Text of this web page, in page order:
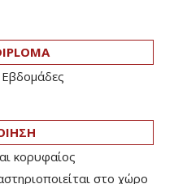
κορυφαίος
στο χώρο